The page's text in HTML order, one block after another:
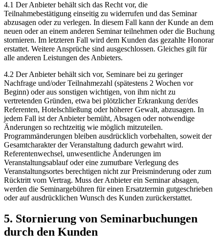
4.1 Der Anbieter behält sich das Recht vor, die
Teilnahmebestätigung einseitig zu widerrufen und das Seminar
abzusagen oder zu verlegen. In diesem Fall kann der Kunde an dem
neuen oder an einem anderen Seminar teilnehmen oder die Buchung
stornieren. Im letzteren Fall wird dem Kunden das gezahlte Honorar
erstattet. Weitere Ansprüche sind ausgeschlossen. Gleiches gilt für
alle anderen Leistungen des Anbieters.
4.2 Der Anbieter behält sich vor, Seminare bei zu geringer
Nachfrage und/oder Teilnahmezahl (spätestens 2 Wochen vor
Beginn) oder aus sonstigen wichtigen, von ihm nicht zu
vertretenden Gründen, etwa bei plötzlicher Erkrankung der/des
Referenten, Hotelschließung oder höherer Gewalt, abzusagen. In
jedem Fall ist der Anbieter bemüht, Absagen oder notwendige
Änderungen so rechtzeitig wie möglich mitzuteilen.
Programmänderungen bleiben ausdrücklich vorbehalten, soweit der
Gesamtcharakter der Veranstaltung dadurch gewahrt wird.
Referentenwechsel, unwesentliche Änderungen im
Veranstaltungsablauf oder eine zumutbare Verlegung des
Veranstaltungsortes berechtigen nicht zur Preisminderung oder zum
Rücktritt vom Vertrag. Muss der Anbieter ein Seminar absagen,
werden die Seminargebühren für einen Ersatztermin gutgeschrieben
oder auf ausdrücklichen Wunsch des Kunden zurückerstattet.
5. Stornierung von Seminarbuchungen
durch den Kunden